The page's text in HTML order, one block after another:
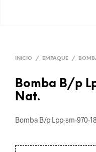
INICIO / EMPAQUE /
Bomba B/p
Nat.
Bomba B/p Lpp-sm-970-